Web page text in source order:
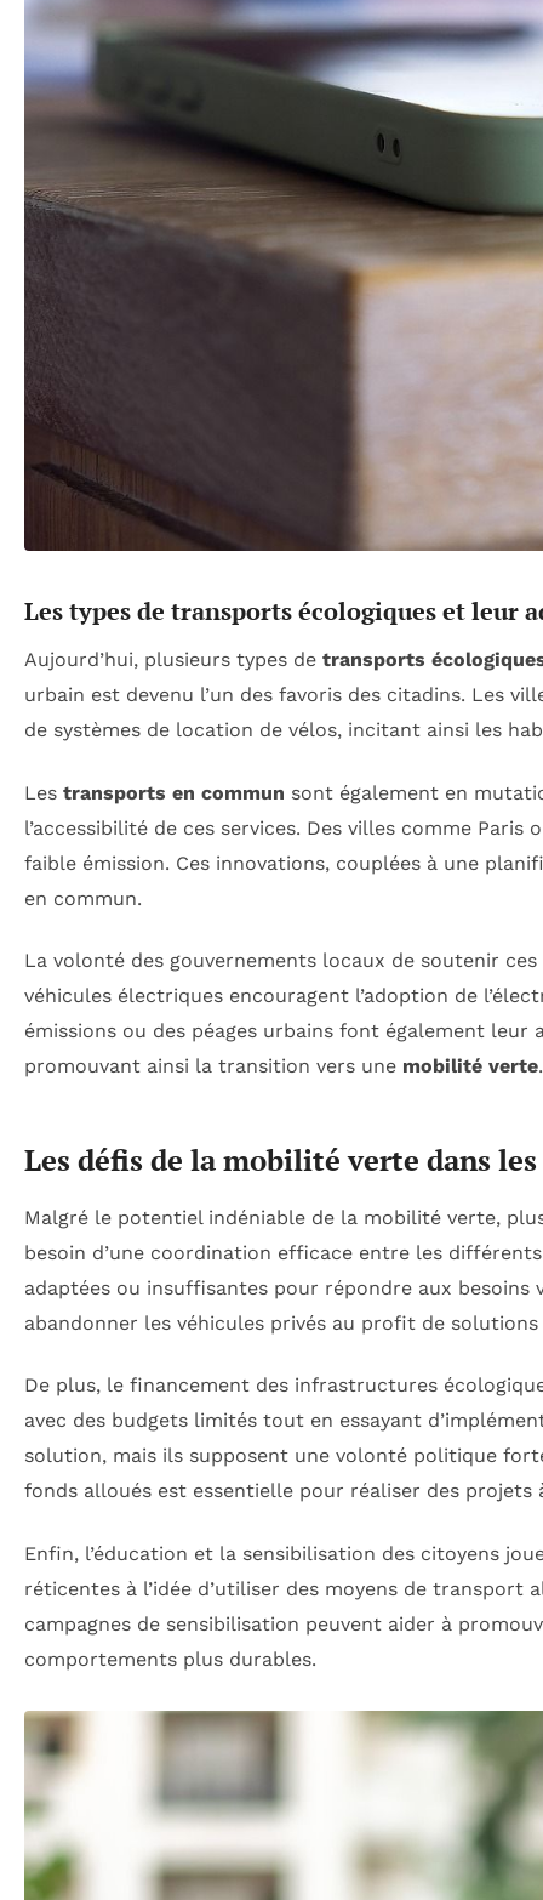
Les types de transports écologiques et leur
Aujourd’hui, plusieurs types de transports
urbain est devenu l’un des favoris des citadins. Les
de systèmes de location de vélos, incitant ainsi les
Les transports en commun sont également en
l’accessibilité de ces services. Des villes comme
faible émission. Ces innovations, couplées à une
en commun.
La volonté des gouvernements locaux de soutenir
véhicules électriques encouragent l’adoption de
émissions ou des péages urbains font également
promouvant ainsi la transition vers une mobilité verte.
Les défis de la mobilité verte dans
Malgré le potentiel indéniable de la mobilité verte,
besoin d’une coordination efficace entre les
adaptées ou insuffisantes pour répondre aux
abandonner les véhicules privés au profit de
De plus, le financement des infrastructures
avec des budgets limités tout en essayant
solution, mais ils supposent une volonté politique
fonds alloués est essentielle pour réaliser des projets
Enfin, l’éducation et la sensibilisation des citoyens
réticentes à l’idée d’utiliser des moyens de
campagnes de sensibilisation peuvent aider à
comportements plus durables.